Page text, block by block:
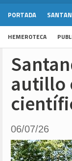
PORTADA
HEMEROTECA
autillo
06/07/26